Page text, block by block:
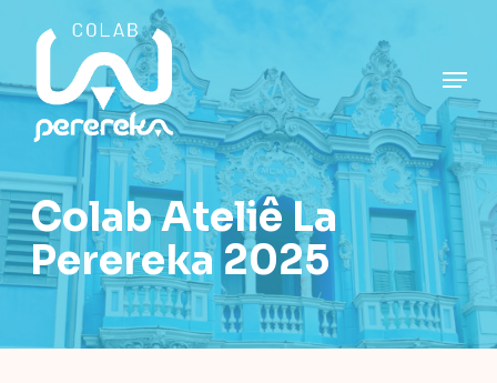
content
Menu
Colab Ateliê La
Perereka 2025
Menu